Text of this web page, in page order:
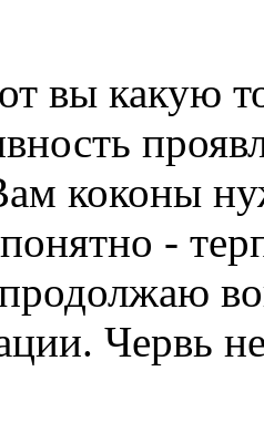
вы какую
коконы
-
Червь